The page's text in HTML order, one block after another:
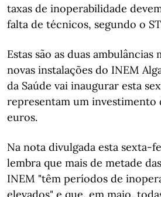
taxas de inoperabilidade
falta de técnicos, segundo o
Estas são as duas ambulâncias
novas instalações do INEM
da Saúde vai inaugurar esta
representam um investimento
euros.
Na nota divulgada esta sexta-
lembra que mais de metade
INEM "têm períodos de
elevados" e que, em maio,